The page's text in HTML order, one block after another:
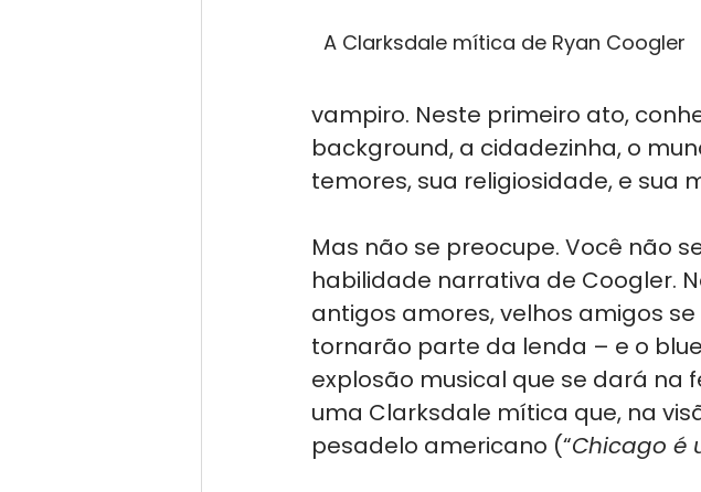
A Clarksdale mítica de Ryan Coogler
vampiro. Neste primeiro ato,
background, a cidadezinha, o
temores, sua religiosidade, e sua
Mas não se preocupe. Você não
habilidade narrativa de Coogler.
antigos amores, velhos amigos
tornarão parte da lenda – e o
explosão musical que se dará na
uma Clarksdale mítica que, na
pesadelo americano (“Chicago é